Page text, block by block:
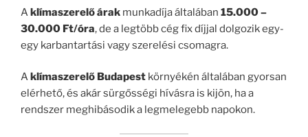
Aklímaszerelő árak munkadíja általában 15.000 –
30.000 Ft/óra, de a legtöbb cég fix díjjal dolgozik egy-
egy karbantartási vagy szerelési csomagra.
Aklímaszerelő Budapest környékén általában gyorsan
elérhető, és akár sürgősségi hívásra is kijön, ha a
rendszer meghibásodik a legmelegebb napokon.